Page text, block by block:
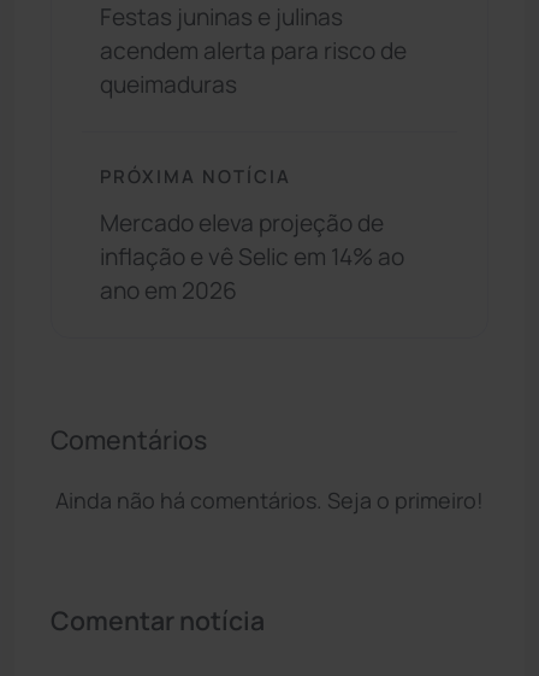
Festas juninas e julinas
acendem alerta para risco de
queimaduras
PRÓXIMA NOTÍCIA
Mercado eleva projeção de
inflação e vê Selic em 14% ao
ano em 2026
Comentários
Ainda não há comentários. Seja o primeiro!
Comentar notícia